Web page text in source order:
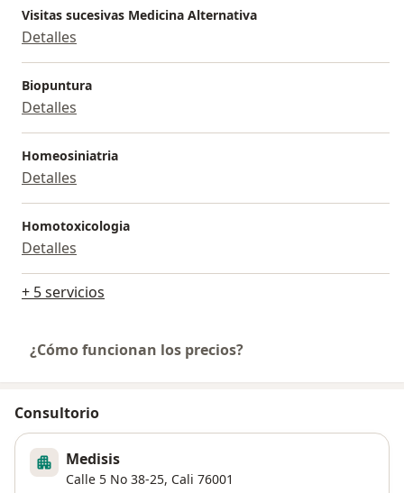
Visitas sucesivas Medicina Alternativa
Detalles
Biopuntura
Detalles
Homeosiniatria
Detalles
Homotoxicologia
Detalles
+ 5 servicios
¿Cómo funcionan los precios?
Consultorio
Medisis
Calle 5 No 38-25, Cali 76001